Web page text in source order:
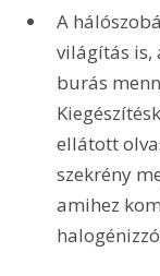
A
világítás is,
burás
ellátott
szekrény
amihez